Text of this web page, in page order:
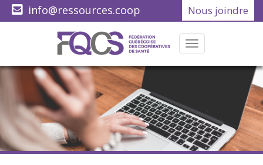
Nous joindre
info@ressources.coop
(418) 622-1001
Menu